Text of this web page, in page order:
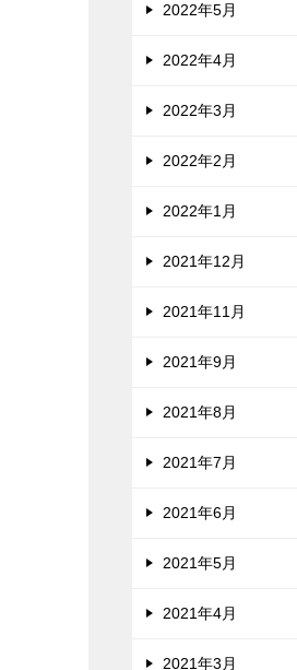
2022年5月
2022年4月
2022年3月
2022年2月
2022年1月
2021年12月
2021年11月
2021年9月
2021年8月
2021年7月
2021年6月
2021年5月
2021年4月
2021年3月